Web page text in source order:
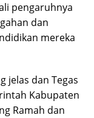
pengaruhnya
dan
mereka
jelas dan Tegas
Kabupaten
Ramah dan